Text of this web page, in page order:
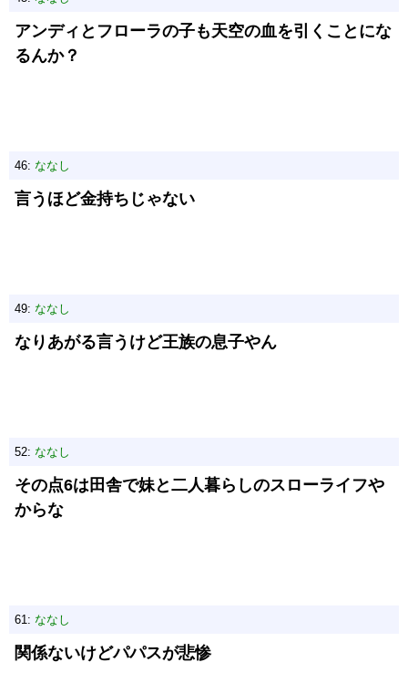
アンディとフローラの子も天空の血を引くことにな
るんか？
46: ななし
言うほど金持ちじゃない
49: ななし
なりあがる言うけど王族の息子やん
52: ななし
その点6は田舎で妹と二人暮らしのスローライフや
からな
61: ななし
関係ないけどパパスが悲惨